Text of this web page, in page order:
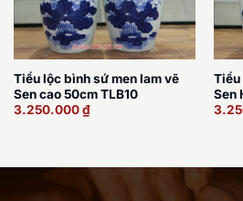
Tiểu lộc bình sứ men lam vẽ
Sen cao 50cm TLB10
3.250.000₫
Tiểu
Sen